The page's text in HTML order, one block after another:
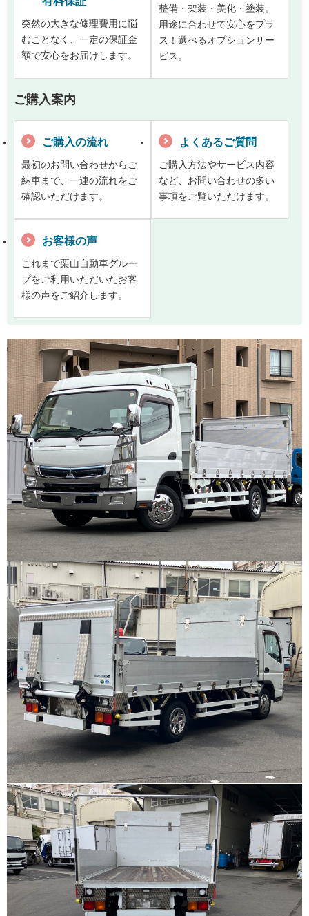
突然の大きな修理費用に悩
むことなく、一定の保証金
額で安心をお届けします。
整備・架装・美化・塗装。
用途に合わせて安心をプラ
ス！選べるオプションサー
ビス。
ご購入案内
ご購入の流れ
最初のお問い合わせからご
納車まで、一連の流れをご
確認いただけます。
よくあるご質問
ご購入方法やサービス内容
など、お問い合わせの多い
事項をご覧いただけます。
お客様の声
これまで栗山自動車グルー
プをご利用いただいたお客
様の声をご紹介します。